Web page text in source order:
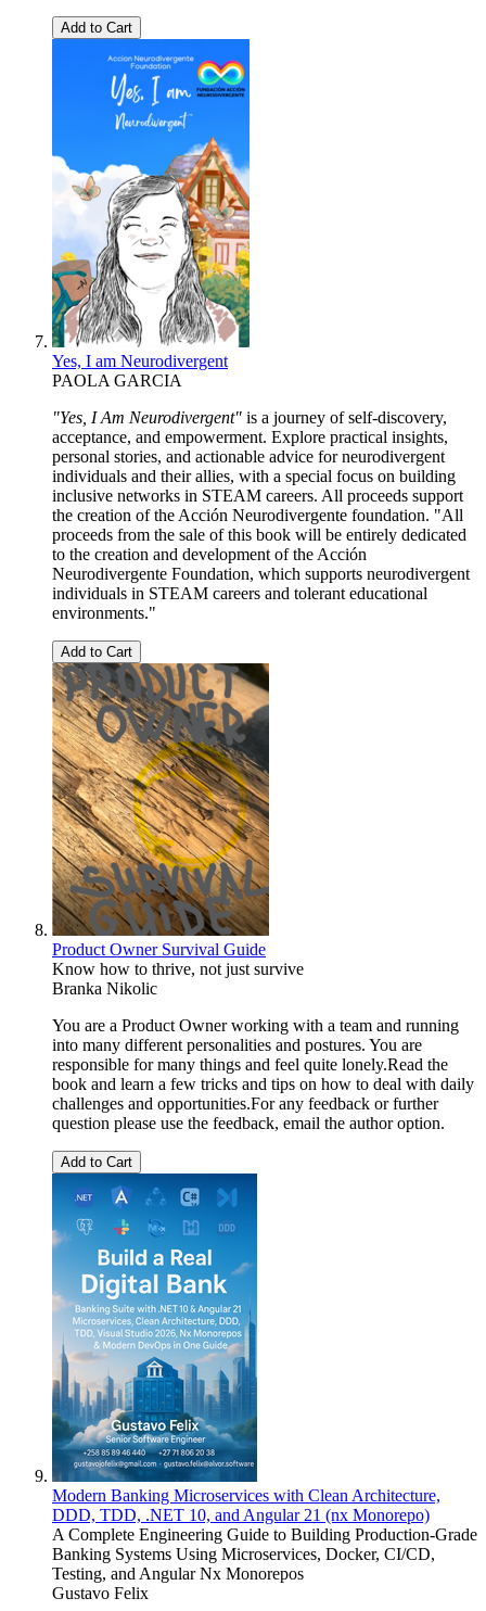
Add to Cart
Yes, I am Neurodivergent
PAOLA GARCIA
"Yes, I Am Neurodivergent" is a journey of self-discovery,
acceptance, and empowerment. Explore practical insights,
personal stories, and actionable advice for neurodivergent
individuals and their allies, with a special focus on building
inclusive networks in STEAM careers. All proceeds support
the creation of the Acción Neurodivergente foundation. "All
proceeds from the sale of this book will be entirely dedicated
to the creation and development of the Acción
Neurodivergente Foundation, which supports neurodivergent
individuals in STEAM careers and tolerant educational
environments."
Add to Cart
Product Owner Survival Guide
Know how to thrive, not just survive
Branka Nikolic
You are a Product Owner working with a team and running
into many different personalities and postures. You are
responsible for many things and feel quite lonely.Read the
book and learn a few tricks and tips on how to deal with daily
challenges and opportunities.For any feedback or further
question please use the feedback, email the author option.
Add to Cart
Modern Banking Microservices with Clean Architecture,
DDD, TDD, .NET 10, and Angular 21 (nx Monorepo)
A Complete Engineering Guide to Building Production-Grade
Banking Systems Using Microservices, Docker, CI/CD,
Testing, and Angular Nx Monorepos
Gustavo Felix